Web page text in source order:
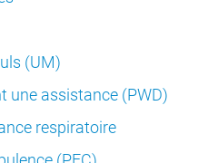
(UM)
une assistance (PWD)
respiratoire